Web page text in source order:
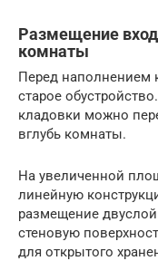
Размещение
комнаты
Перед наполнением
старое
кладовки можно
вглубь комнаты.
На увеличенной
линейную
размещение
стеновую
для открытого